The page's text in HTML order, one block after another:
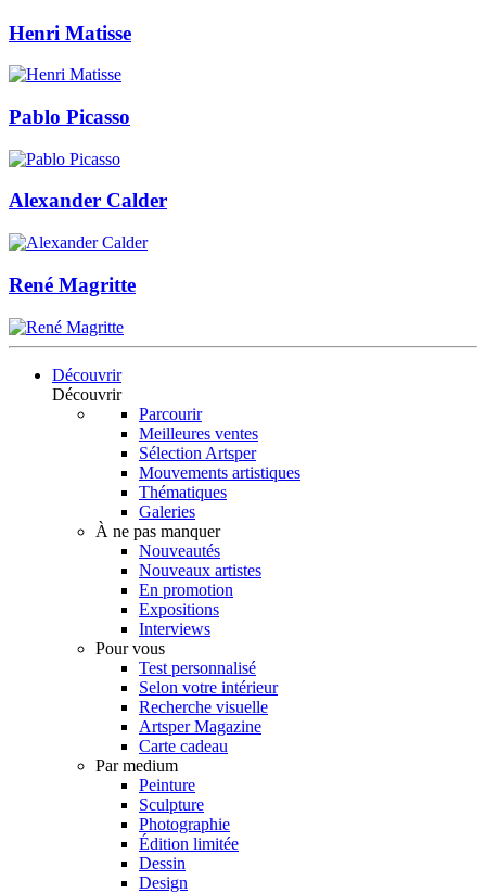
Henri Matisse
Pablo Picasso
Alexander Calder
René Magritte
Découvrir
Découvrir
Parcourir
Meilleures ventes
Sélection Artsper
Mouvements artistiques
Thématiques
Galeries
À ne pas manquer
Nouveautés
Nouveaux artistes
En promotion
Expositions
Interviews
Pour vous
Test personnalisé
Selon votre intérieur
Recherche visuelle
Artsper Magazine
Carte cadeau
Par medium
Peinture
Sculpture
Photographie
Édition limitée
Dessin
Design